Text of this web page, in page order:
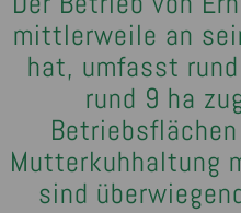
mittlerweile an
hat, umfasst
rund 9 ha
Mutterkuhhaltung
sind